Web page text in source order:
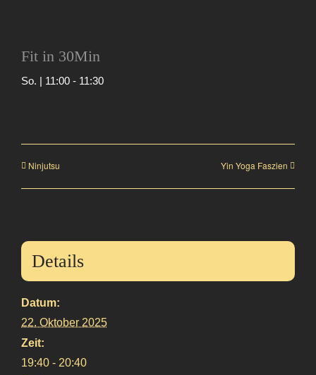
Fit in 30Min
So. | 11:00 - 11:30
Ninjutsu Yin Yoga Faszien
Details
Datum:
22. Oktober 2025
Zeit:
19:40 - 20:40